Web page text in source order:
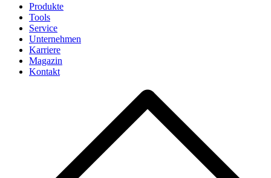
Produkte
Tools
Service
Unternehmen
Karriere
Magazin
Kontakt